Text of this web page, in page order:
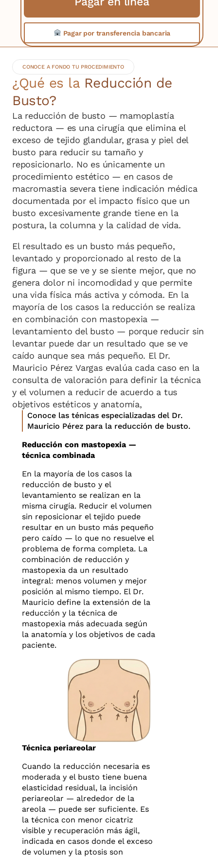
Pagar
línea
Pagar por transferencia bancaria
CONOCE A FONDO TU PROCEDIMIENTO
¿Qué es la Reducción de
Busto?
La reducción de busto — mamoplastía
reductora — es una cirugía que elimina el
exceso de tejido glandular, grasa y piel del
busto para reducir su tamaño y
reposicionarlo. No es únicamente un
procedimiento estético — en casos de
macromastia severa tiene indicación médica
documentada por el impacto físico que un
busto excesivamente grande tiene en la
postura, la columna y la calidad de vida.
El resultado es un busto más pequeño,
levantado y proporcionado al resto de la
figura — que se ve y se siente mejor, que no
genera dolor ni incomodidad y que permite
una vida física más activa y cómoda. En la
mayoría de los casos la reducción se realiza
en combinación con mastopexia —
levantamiento del busto — porque reducir sin
levantar puede dar un resultado que se ve
caído aunque sea más pequeño. El Dr.
Mauricio Pérez Vargas evalúa cada caso en la
consulta de valoración para definir la técnica
y el volumen a reducir de acuerdo a tus
objetivos estéticos y anatomía,
Conoce las ténicas especializadas del Dr.
Mauricio Pérez para la reducción de busto.
Reducción con mastopexia —
técnica combinada
En la mayoría de los casos la
reducción de busto y el
levantamiento se realizan en la
misma cirugía. Reducir el volumen
sin reposicionar el tejido puede
resultar en un busto más pequeño
pero caído — lo que no resuelve el
problema de forma completa. La
combinación de reducción y
mastopexia da un resultado
integral: menos volumen y mejor
posición al mismo tiempo. El Dr.
Mauricio define la extensión de la
reducción y la técnica de
mastopexia más adecuada según
la anatomía y los objetivos de cada
paciente.
Técnica periareolar
Cuando la reducción necesaria es
moderada y el busto tiene buena
elasticidad residual, la incisión
periareolar — alrededor de la
areola — puede ser suficiente. Es
la técnica con menor cicatriz
visible y recuperación más ágil,
indicada en casos donde el exceso
de volumen y la ptosis son